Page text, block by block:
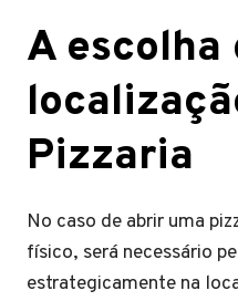
A escolha
Pizzaria
No caso de abrir uma
físico, será necessário
estrategicamente na